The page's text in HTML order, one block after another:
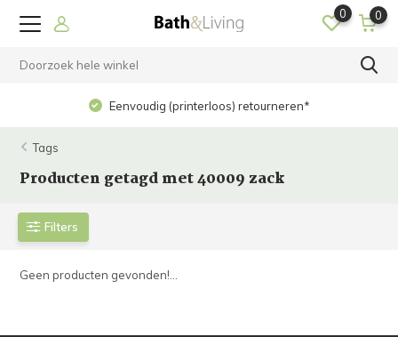
0 0
Eenvoudig (printerloos) retourneren*
Tags
Producten getagd met 40009 zack
Filters
Geen producten gevonden!...